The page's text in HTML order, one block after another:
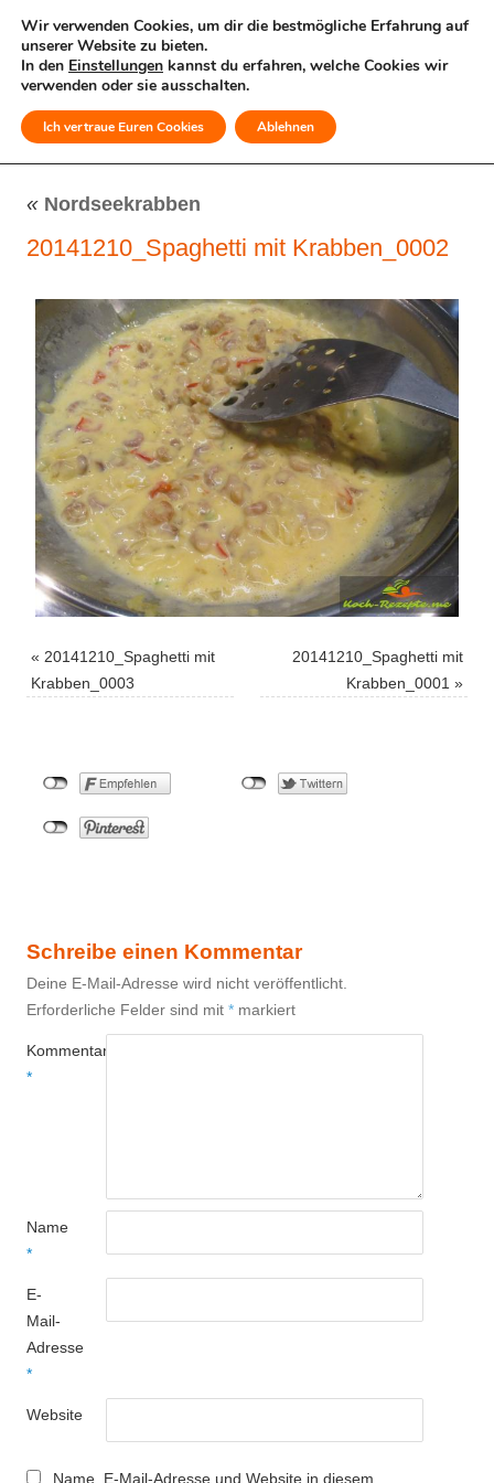
MENÜ
« Nordseekrabben
20141210_Spaghetti mit Krabben_0002
« 20141210_Spaghetti mit
Krabben_0003
20141210_Spaghetti mit
Krabben_0001 »
Schreibe einen Kommentar
Deine E-Mail-Adresse wird nicht veröffentlicht.
Erforderliche Felder sind mit * markiert
Kommentar
*
Name
*
E-
Mail-
Adresse
*
Website
Name, E-Mail-Adresse und Website in diesem
Wir verwenden Cookies, um dir die bestmögliche Erfahrung auf
unserer Website zu bieten.
In den Einstellungen kannst du erfahren, welche Cookies wir
verwenden oder sie ausschalten.
Ich vertraue Euren Cookies Ablehnen